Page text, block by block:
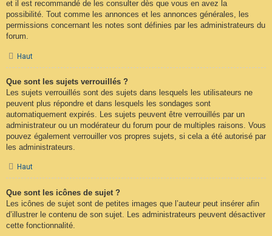
et il est recommandé de les consulter dès que vous en avez la
possibilité. Tout comme les annonces et les annonces générales, les
permissions concernant les notes sont définies par les administrateurs du
forum.
Haut
Que sont les sujets verrouillés ?
Les sujets verrouillés sont des sujets dans lesquels les utilisateurs ne
peuvent plus répondre et dans lesquels les sondages sont
automatiquement expirés. Les sujets peuvent être verrouillés par un
administrateur ou un modérateur du forum pour de multiples raisons. Vous
pouvez également verrouiller vos propres sujets, si cela a été autorisé par
les administrateurs.
Haut
Que sont les icônes de sujet ?
Les icônes de sujet sont de petites images que l’auteur peut insérer afin
d’illustrer le contenu de son sujet. Les administrateurs peuvent désactiver
cette fonctionnalité.